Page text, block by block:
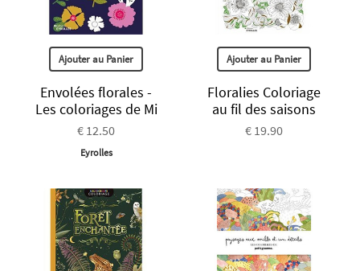
Ajouter au Panier
Envolées florales -
Les coloriages de Mi
€ 12.50
Eyrolles
Ajouter au Panier
Floralies Coloriage
au fil des saisons
€ 19.90